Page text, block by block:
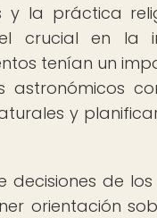
la práctica
crucial en la
tenían un
astronómicos
y
de los
orientación